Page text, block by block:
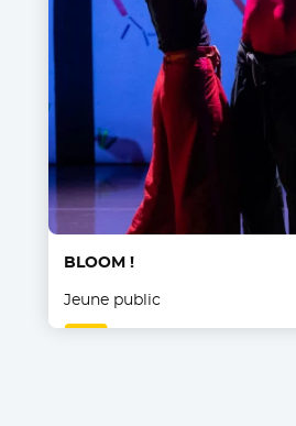
BLOOM !
Jeune public